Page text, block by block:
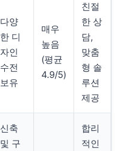
다양
한 디
자인
수전
보유
매우
높음
(평균
4.9/5)
친절
한 상
담,
맞춤
형 솔
루션
제공
신축
및 구
합리
적인